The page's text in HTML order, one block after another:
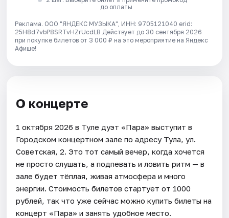
до оплаты
Реклама. ООО "ЯНДЕКС МУЗЫКА", ИНН: 9705121040 erid:
25H8d7vbP8SRTvHZrUcdLB Действует до 30 сентября 2026
при покупке билетов от 3 000 ₽ на это мероприятие на Яндекс
Афише!
О концерте
1 октября 2026 в Туле дуэт «Пара» выступит в
Городском концертном зале по адресу Тула, ул.
Советская, 2. Это тот самый вечер, когда хочется
не просто слушать, а подпевать и ловить ритм — в
зале будет тёплая, живая атмосфера и много
энергии. Стоимость билетов стартует от 1000
рублей, так что уже сейчас можно купить билеты на
концерт «Пара» и занять удобное место.